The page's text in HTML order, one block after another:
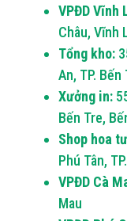
VPĐD Vĩnh
Châu, Vĩnh
Tổng kho:
An, TP. Bến
Xưởng in:
Bến Tre,
Shop hoa
Phú Tân,
VPĐD Cà
Mau